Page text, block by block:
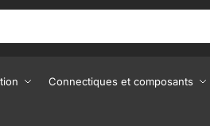
Connectiques et composants